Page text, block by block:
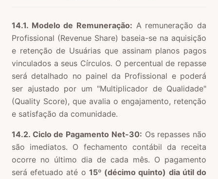
14.1. Modelo de Remuneração: A remuneração da
Profissional (Revenue Share) baseia-se na aquisição
e retenção de Usuárias que assinam planos pagos
vinculados a seus Círculos. O percentual de repasse
será detalhado no painel da Profissional e poderá
ser ajustado por um "Multiplicador de Qualidade"
(Quality Score), que avalia o engajamento, retenção
e satisfação da comunidade.
14.2. Ciclo de Pagamento Net-30: Os repasses não
são imediatos. O fechamento contábil da receita
ocorre no último dia de cada mês. O pagamento
será efetuado até o 15º (décimo quinto) dia útil do